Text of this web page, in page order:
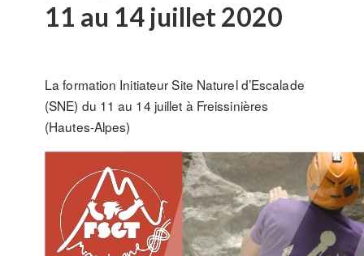
11 au 14 juillet 2020
La formation Initiateur Site Naturel d’Escalade
(SNE) du 11 au 14 juillet à Freissinières
(Hautes-Alpes)